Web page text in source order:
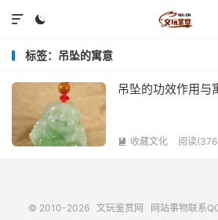


标签：吊坠的寓意
吊坠的功效作用与
 收藏文化 阅读
© 2010-2026 文玩鉴赏网 网站事物联系